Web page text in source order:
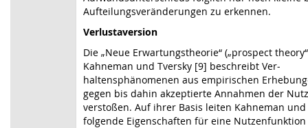
Aufteilungsverän­de­rungen zu erkennen.
Verlustaversion
Die „Neue Erwartungstheorie“ („prospect
Kahneman und Tversky [9] beschreibt Ver­
haltensphänomenen aus empirischen
gegen bis dahin akzeptierte Annah­men der
verstoßen. Auf ihrer Basis leiten Kahneman und
folgende Eigenschaften für eine Nutzenfunktion